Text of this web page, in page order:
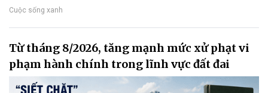
Cuộc sống xanh
Từ tháng 8/2026, tăng mạnh mức xử phạt vi
phạm hành chính trong lĩnh vực đất đai